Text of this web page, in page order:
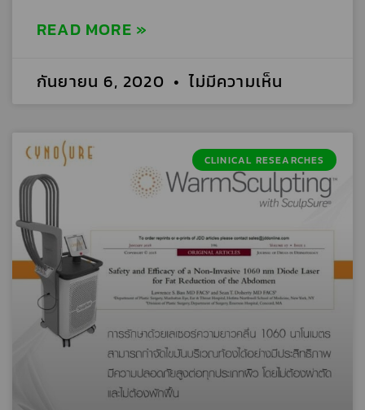
READ MORE »
กันยายน 6, 2020 ไม่มีความเห็น
CLINICAL RESEARCHES